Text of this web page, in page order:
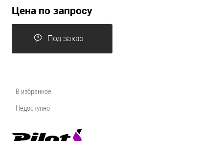
Цена по запросу
Под заказ
В избранное
Недоступно